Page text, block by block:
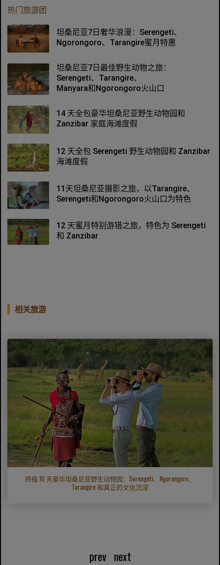
热门旅游团
坦桑尼亚7日奢华浪漫：Serengeti、
Ngorongoro、Tarangire蜜月特惠
坦桑尼亚7日最佳野生动物之旅：
Serengeti、Tarangire、
Manyara和Ngorongoro火山口
14 天全包豪华坦桑尼亚野生动物园和
Zanzibar 家庭海滩度假
12 天全包 Serengeti 野生动物园和 Zanzibar
海滩度假
11天坦桑尼亚摄影之旅，以Tarangire、
Serengeti和Ngorongoro火山口为特色
12 天蜜月特别游猎之旅，特色为 Serengeti
和 Zanzibar
相关旅游
终极 10 天豪华坦桑尼亚野生动物园：Serengeti、Ngorongoro、
Tarangire 和真正的文化沉浸
prev next